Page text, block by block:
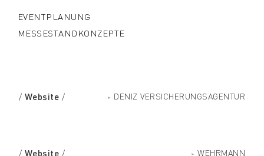
EVENTPLANUNG
MESSESTANDKONZEPTE
/ Website / > DENIZ VERSICHERUNGSAGENTUR
Website > WEHRMANN